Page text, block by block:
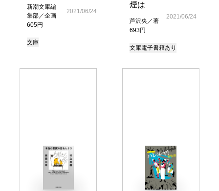
新潮文庫編
集部／企画
605円
2021/06/24
文庫
煙は
芦沢央／著
693円
2021/06/24
文庫電子書籍あり